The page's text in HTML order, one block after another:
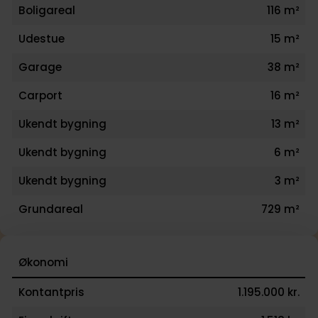
Boligareal
116 m²
Udestue
15 m²
Garage
38 m²
Carport
16 m²
Ukendt bygning
13 m²
Ukendt bygning
6 m²
Ukendt bygning
3 m²
Grundareal
729 m²
Økonomi
Kontantpris
1.195.000 kr.